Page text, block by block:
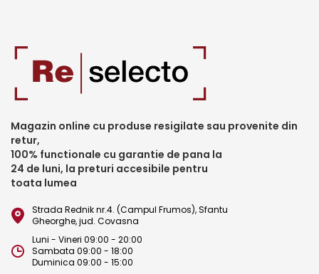
Magazin online cu produse resigilate sau provenite din
retur,
100% functionale cu garantie de pana la
24 de luni, la preturi accesibile pentru
toata lumea
Strada Rednik nr.4. (Campul Frumos), Sfantu
Gheorghe, jud. Covasna
Luni - Vineri 09:00 - 20:00
Sambata 09:00 - 18:00
Duminica 09:00 - 15:00